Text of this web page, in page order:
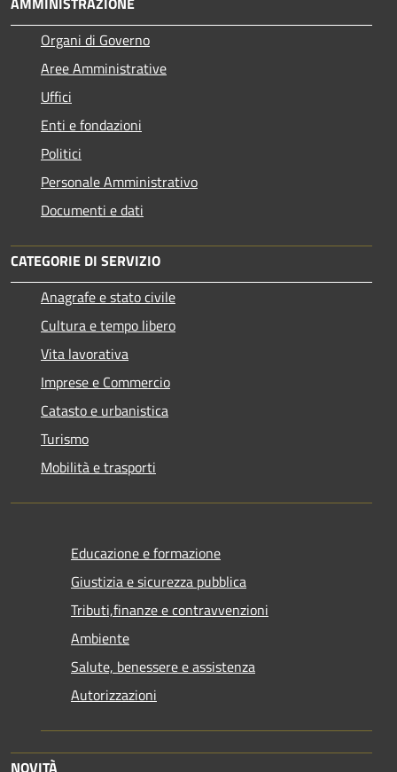
Organi di Governo
Aree Amministrative
Uffici
Enti e fondazioni
Politici
Personale Amministrativo
Documenti e dati
CATEGORIE DI SERVIZIO
Anagrafe e stato civile
Cultura e tempo libero
Vita lavorativa
Imprese e Commercio
Catasto e urbanistica
Turismo
Mobilità e trasporti
Educazione e formazione
Giustizia e sicurezza pubblica
Tributi,finanze e contravvenzioni
Ambiente
Salute, benessere e assistenza
Autorizzazioni
NOVITÀ